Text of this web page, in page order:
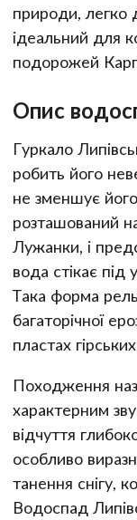
природи, легко
ідеальний для
подорожей
Опис
Гуркало
робить його
не зменшує
розташований
Лужанки, і
вода стікає під
Така форма
багаторічної
пластах
Походження
характерним
відчуття
особливо
танення снігу,
Водоспад